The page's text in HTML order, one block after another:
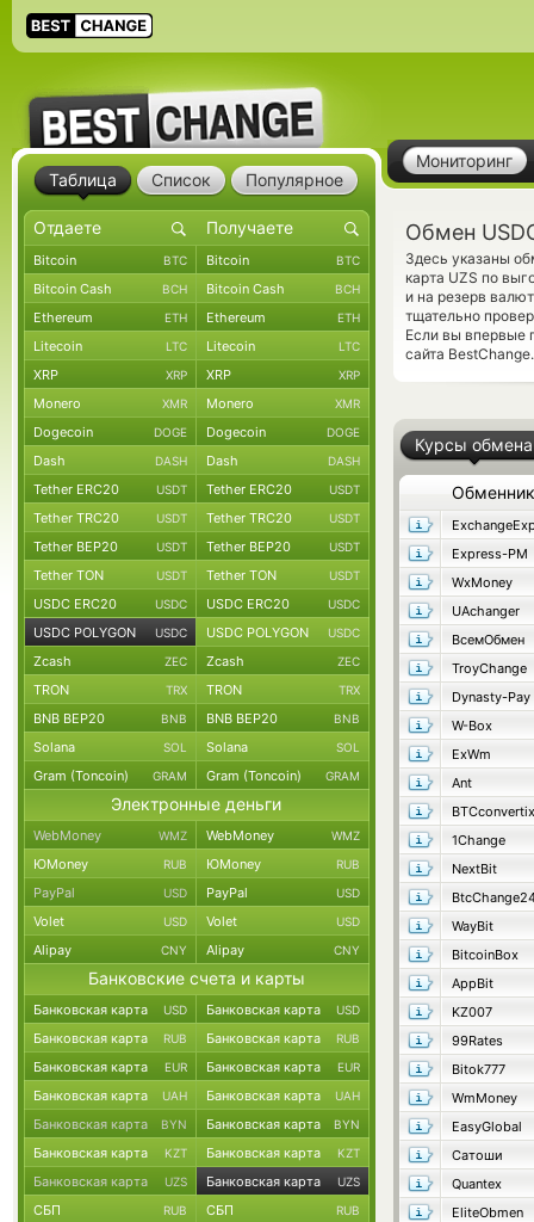
Мониторинг
Обмен
Здесь указаны
карта UZS по
и на резерв
тщательно
Если вы впервые
сайта BestChange.
Курсы обмена
Обменник
Express-PM
WxMoney
UAchanger
ВсемОбмен
TroyChange
Dynasty-Pay
W-Box
ExWm
Ant
BTCconvertix
1Change
NextBit
WayBit
BitcoinBox
AppBit
KZ007
99Rates
Bitok777
WmMoney
EasyGlobal
Сатоши
Quantex
EliteObmen
Таблица Список Популярное
Bitcoin BTC Bitcoin BTC
Bitcoin Cash BCH Bitcoin Cash BCH
Ethereum ETH Ethereum ETH
Litecoin LTC Litecoin LTC
XRP XRP XRP XRP
Monero XMR Monero XMR
Dogecoin DOGE Dogecoin DOGE
Dash DASH Dash DASH
Tether ERC20 USDT Tether ERC20 USDT
Tether TRC20 USDT Tether TRC20 USDT
Tether BEP20 USDT Tether BEP20 USDT
Tether TON USDT Tether TON USDT
USDC ERC20 USDC USDC ERC20 USDC
USDC POLYGON USDC USDC POLYGON USDC
Zcash ZEC Zcash ZEC
TRON TRX TRON TRX
BNB BEP20 BNB BNB BEP20 BNB
Solana SOL Solana SOL
Gram (Toncoin) GRAM Gram (Toncoin) GRAM
Электронные деньги
WebMoney WMZ WebMoney WMZ
ЮMoney RUB ЮMoney RUB
PayPal USD PayPal USD
Volet USD Volet USD
Alipay CNY Alipay CNY
Банковские счета и карты
Банковская карта USD Банковская карта USD
Банковская карта RUB Банковская карта RUB
Банковская карта EUR Банковская карта EUR
Банковская карта UAH Банковская карта UAH
Банковская карта BYN Банковская карта BYN
Банковская карта KZT Банковская карта KZT
Банковская карта UZS Банковская карта UZS
СБП RUB СБП RUB